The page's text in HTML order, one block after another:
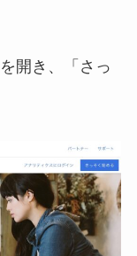
を開き、「さっ